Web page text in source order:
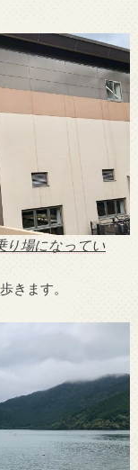
り場になってい
きます。